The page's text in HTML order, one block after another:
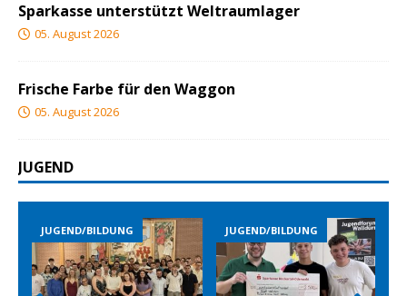
Sparkasse unterstützt Weltraumlager
05. August 2026
Frische Farbe für den Waggon
05. August 2026
JUGEND
JUGEND/BILDUNG JUGEND/BILDUNG